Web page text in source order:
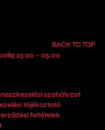
BACK TO TOP
23:00 – 05:00
szabályzat
tájékoztató
feltételek